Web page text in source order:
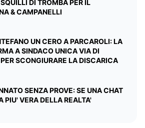
DI TROMBA PER IL
& CAMPANELLI
UN CERO A PARCAROLI: LA
A SINDACO UNICA VIA DI
SCONGIURARE LA DISCARICA
SENZA PROVE: SE UNA CHAT
PIU' VERA DELLA REALTA'